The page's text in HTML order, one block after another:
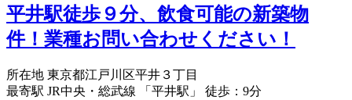
平井駅徒歩９分、飲食可能の新築物
件！業種お問い合わせください！
所在地 東京都江戸川区平井３丁目
最寄駅 JR中央・総武線 「平井駅」 徒歩：9分